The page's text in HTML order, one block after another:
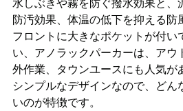
防汚効果、体温の低下を抑える防
フロントに大きなポケットが付い
い、アノラックパーカーは、アウ
外作業、タウンユースにも人気が
シンプルなデザインなので、どん
いのが特徴です。